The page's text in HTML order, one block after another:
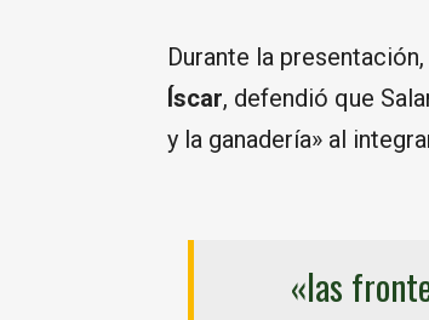
Durante la
Íscar, defendió que
y la ganadería» al
«las